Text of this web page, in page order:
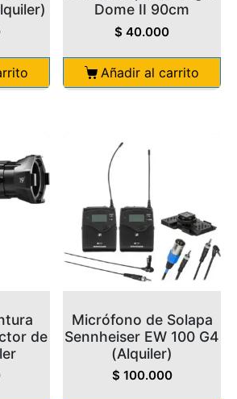
Dome II 90cm
$ 40.000
Añadir al carrito
de
Micrófono de Solapa
Sennheiser EW 100 G4
(Alquiler)
$ 100.000